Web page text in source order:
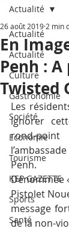
Actualité
Actualité
Culture
Gastronomie
Société
Economie
Tourisme
KEP GAZETTE
Sports
Santé
Actualité
En
Penh :
Twisted
26 août 2019 2 min
Les
ignorer
rond-
Penh.
Dénommée
Pistolet
message
de la non-